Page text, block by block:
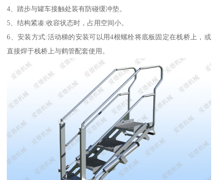
4、踏步与罐车接触处装有防碰缓冲垫。
5、结构紧凑:收容状态时，占用空间小。
6、安装方式:活动梯的安装可以用4根螺栓将底板固定在栈桥上，或
直接焊于栈桥上与鹤管配套使用。